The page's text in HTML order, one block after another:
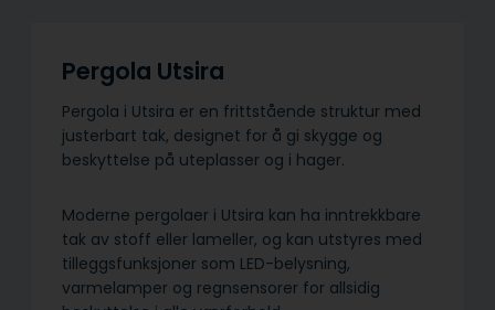
Pergola Utsira
Pergola i Utsira er en frittstående struktur med
justerbart tak, designet for å gi skygge og
beskyttelse på uteplasser og i hager.
Moderne pergolaer i Utsira kan ha inntrekkbare
tak av stoff eller lameller, og kan utstyres med
tilleggsfunksjoner som LED-belysning,
varmelamper og regnsensorer for allsidig